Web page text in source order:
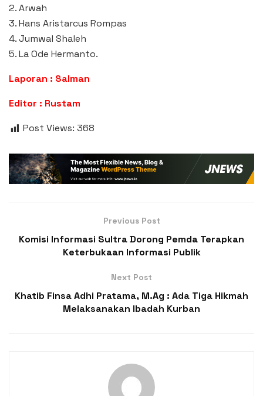
2. Arwah
3. Hans Aristarcus Rompas
4. Jumwal Shaleh
5. La Ode Hermanto.
Laporan : Salman
Editor : Rustam
Post Views: 368
Previous Post
Komisi Informasi Sultra Dorong Pemda Terapkan
Keterbukaan Informasi Publik
Next Post
Khatib Finsa Adhi Pratama, M.Ag : Ada Tiga Hikmah
Melaksanakan Ibadah Kurban